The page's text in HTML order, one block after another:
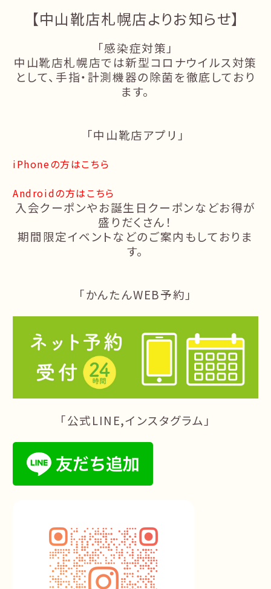
【中山靴店札幌店よりお知らせ】
「感染症対策」
中山靴店札幌店では新型コロナウイルス対策
として、手指・計測機器の除菌を徹底しており
ます。
「中山靴店アプリ」
iPhoneの方はこちら
Androidの方はこちら
入会クーポンやお誕生日クーポンなどお得が
盛りだくさん！
期間限定イベントなどのご案内もしておりま
す。
「かんたんWEB予約」
「公式LINE,インスタグラム」